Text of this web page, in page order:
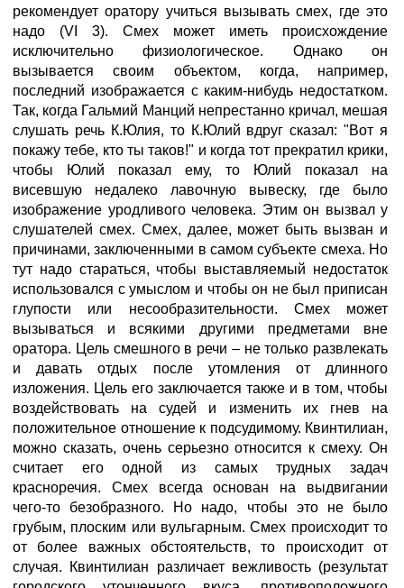
рекомендует оратору учиться вызывать смех, где это
надо (VI 3). Смех может иметь происхождение
исключительно физиологическое. Однако он
вызывается своим объектом, когда, например,
последний изображается с каким-нибудь недостатком.
Так, когда Гальмий Манций непрестанно кричал, мешая
слушать речь К.Юлия, то К.Юлий вдруг сказал: "Вот я
покажу тебе, кто ты таков!" и когда тот прекратил крики,
чтобы Юлий показал ему, то Юлий показал на
висевшую недалеко лавочную вывеску, где было
изображение уродливого человека. Этим он вызвал у
слушателей смех. Смех, далее, может быть вызван и
причинами, заключенными в самом субъекте смеха. Но
тут надо стараться, чтобы выставляемый недостаток
использовался с умыслом и чтобы он не был приписан
глупости или несообразительности. Смех может
вызываться и всякими другими предметами вне
оратора. Цель смешного в речи – не только развлекать
и давать отдых после утомления от длинного
изложения. Цель его заключается также и в том, чтобы
воздействовать на судей и изменить их гнев на
положительное отношение к подсудимому. Квинтилиан,
можно сказать, очень серьезно относится к смеху. Он
считает его одной из самых трудных задач
красноречия. Смех всегда основан на выдвигании
чего-то безобразного. Но надо, чтобы это не было
грубым, плоским или вульгарным. Смех происходит то
от более важных обстоятельств, то происходит от
случая. Квинтилиан различает вежливость (результат